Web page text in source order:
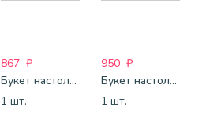
867 ₽
Букет настольный №16
1 шт.
950 ₽
Букет настольный №48
1 шт.